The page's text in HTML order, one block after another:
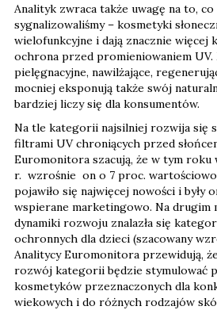
Analityk zwraca także uwagę na to,
sygnalizowaliśmy – kosmetyki
wielofunkcyjne i dają znacznie więcej
ochrona przed promieniowaniem UV.
pielęgnacyjne, nawilżające,
mocniej eksponują także swój
bardziej liczy się dla konsumentów.
Na tle kategorii najsilniej rozwija się
filtrami UV chroniących przed
Euromonitora szacują, że w tym roku
r. wzrośnie on o 7 proc.
pojawiło się najwięcej nowości i były
wspierane marketingowo. Na drugim
dynamiki rozwoju znalazła się
ochronnych dla dzieci (szacowany
Analitycy Euromonitora przewidują,
rozwój kategorii będzie stymulować
kosmetyków przeznaczonych dla
wiekowych i do różnych rodzajów